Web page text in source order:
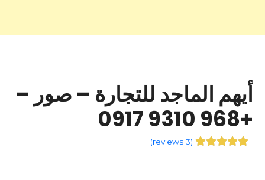
أيهم الماجد للتجارة – صور –
+968 9310 0917
(
3 reviews
)